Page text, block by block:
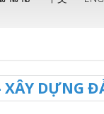
XÂY DỰNG